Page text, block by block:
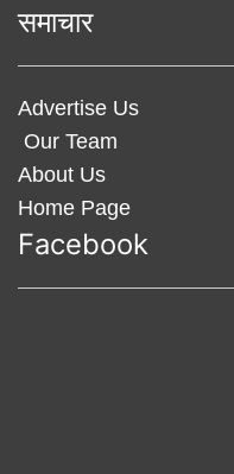
समाचार
Advertise Us
Our Team
About Us
Home Page
Facebook